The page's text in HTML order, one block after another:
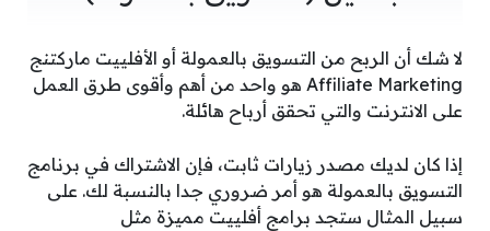
لا شك أن الربح من التسويق بالعمولة أو الأفلييت ماركتنج
Affiliate Marketing هو واحد من أهم وأقوى طرق العمل
على الانترنت والتي تحقق أرباح هائلة.
إذا كان لديك مصدر زيارات ثابت، فإن الاشتراك في برنامج
التسويق بالعمولة هو أمر ضروري جدا بالنسبة لك. على
سبيل المثال ستجد برامج أفلييت مميزة مثل